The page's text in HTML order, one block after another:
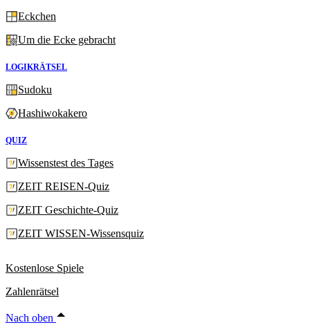
Eckchen
Um die Ecke gebracht
LOGIKRÄTSEL
Sudoku
Hashiwokakero
QUIZ
Wissenstest des Tages
ZEIT REISEN-Quiz
ZEIT Geschichte-Quiz
ZEIT WISSEN-Wissensquiz
Kostenlose Spiele
Zahlenrätsel
Nach oben